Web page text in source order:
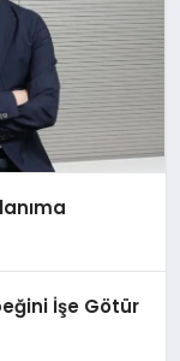
İşe Götür